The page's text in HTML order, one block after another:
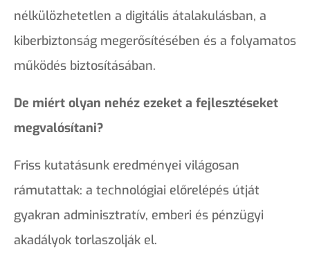
nélkülözhetetlen a digitális átalakulásban, a
kiberbiztonság megerősítésében és a folyamatos
működés biztosításában.
De miért olyan nehéz ezeket a fejlesztéseket
megvalósítani?
Friss kutatásunk eredményei világosan
rámutattak: a technológiai előrelépés útját
gyakran adminisztratív, emberi és pénzügyi
akadályok torlaszolják el.